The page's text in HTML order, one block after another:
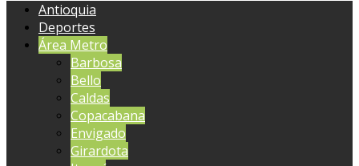
Antioquia
Deportes
Área Metro
Barbosa
Bello
Caldas
Copacabana
Envigado
Girardota